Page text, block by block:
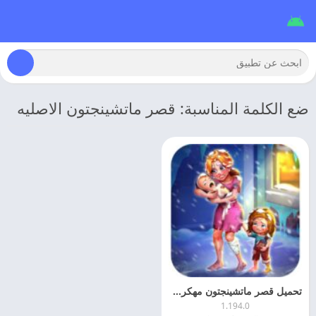
ضع الكلمة المناسبة: قصر ماتشينجتون الاصليه
تحميل قصر ماتشينجتون مهكره 2026 Matchington Mansion اخر اصدار
1.194.0